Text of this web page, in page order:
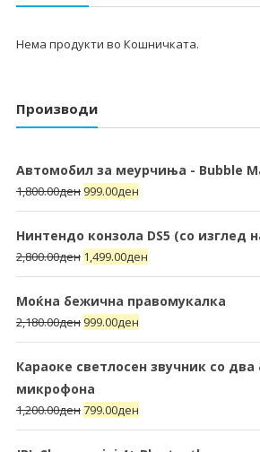
Нема продукти во Кошничката.
Производи
Автомобил за меурчиња - Bubble
1,800.00ден 999.00ден
Нинтендо конзола DS5 (со изглед
2,800.00ден 1,499.00ден
Моќна бежична правомукалка
2,180.00ден 999.00ден
Караоке светлосен звучник со
микрофона
1,200.00ден799.00ден